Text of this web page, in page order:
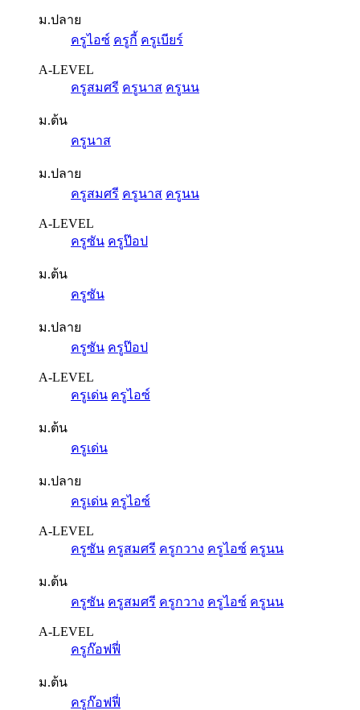
ม.ปลาย
ครูไอซ์ ครูกี้ ครูเบียร์
A-LEVEL
ครูสมศรี ครูนาส ครูนน
ม.ต้น
ครูนาส
ม.ปลาย
ครูสมศรี ครูนาส ครูนน
A-LEVEL
ครูซัน ครูป๊อป
ม.ต้น
ครูซัน
ม.ปลาย
ครูซัน ครูป๊อป
A-LEVEL
ครูเด่น ครูไอซ์
ม.ต้น
ครูเด่น
ม.ปลาย
ครูเด่น ครูไอซ์
A-LEVEL
ครูซัน ครูสมศรี ครูกวาง ครูไอซ์ ครูนน
ม.ต้น
ครูซัน ครูสมศรี ครูกวาง ครูไอซ์ ครูนน
A-LEVEL
ครูก๊อฟฟี่
ม.ต้น
ครูก๊อฟฟี่